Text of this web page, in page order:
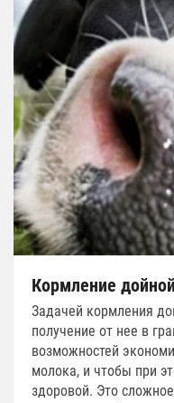
Кормление
Задачей кормления
получение от нее в
возможностей
молока, и чтобы при
здоровой. Это